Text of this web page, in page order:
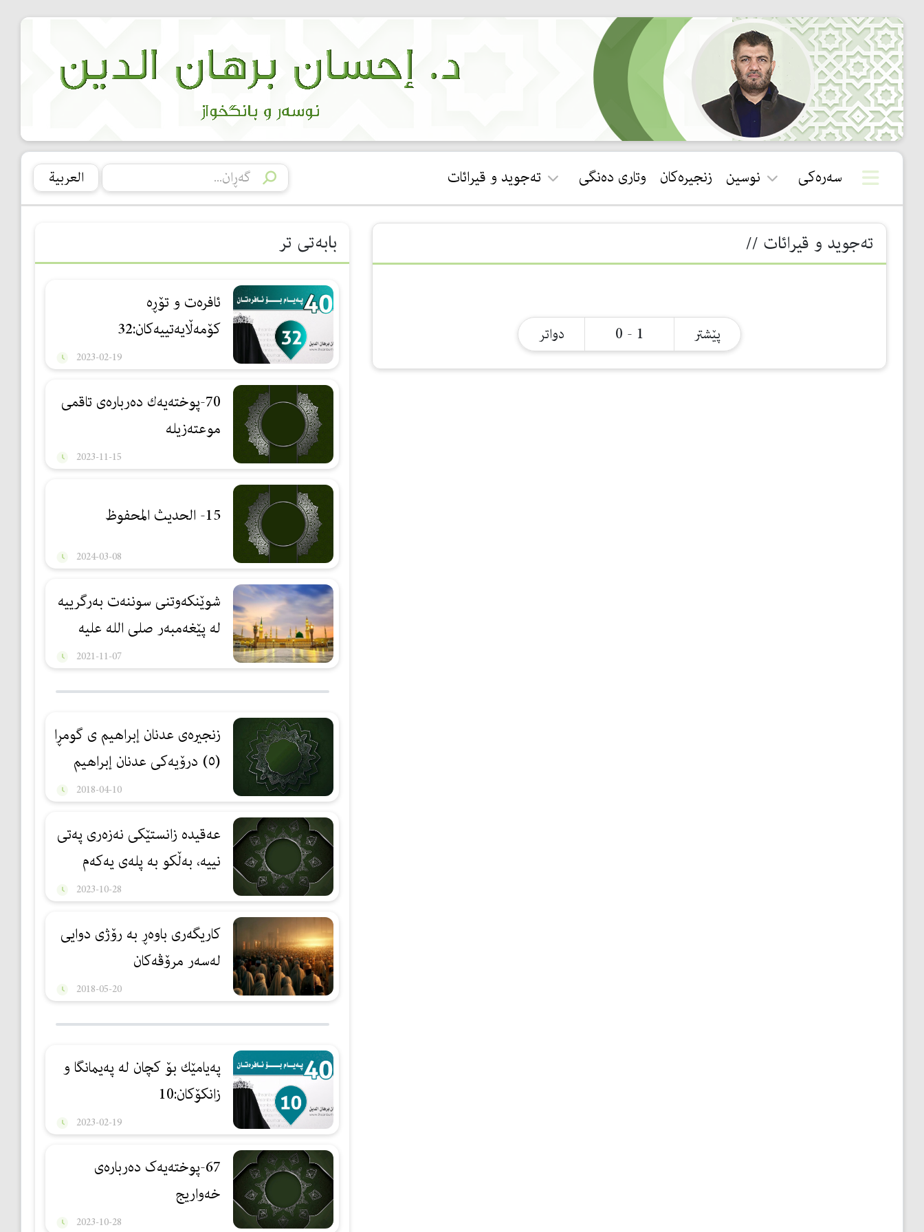
سەرەکی نوسین
قورئان
سوننەت
زنجیرەکان وتاری دەنگی تەجوید و قیرائات
ئجازەی قورئان خوێندن
جوان خوێندنەوەی سوڕەتی
شەرحی هۆنراوەی (الجزرية)
زانستی قیرائات
العربیة
تەجوید و قیرائات //
پێشتر 1 - 0 دواتر
بابەتی تر
ئافرەت و تۆڕە
كۆمەڵایەتییەكان:32
2023-02-19
70-پوختەیەك دەربارەی تاقمی
موعتەزیلە
2023-11-15
15- الحديث المحفوظ
2024-03-08
شوێنكەوتنی سوننەت بەرگرییە
لە پێغەمبەر صلی الله علیه
2021-11-07
زنجيره‌ى عدنان إبراهيم ى گومڕا
(٥) درۆیەکی عدنان إبراهیم
2018-04-10
عەقیدە زانستێكی نەزەری پەتی
نییە، بەڵكو بە پلەی یەكەم
2023-10-28
كاریگه‌رى باوه‌ڕ به‌ رۆژى دوایی
له‌سه‌ر مرۆڤه‌كان
2018-05-20
پەیامێك بۆ كچان لە پەیمانگا و
زانكۆكان:10
2023-02-19
67-پوختەیەک دەربارەی
خەواریج
2023-10-28